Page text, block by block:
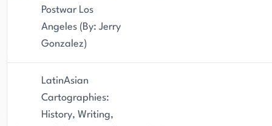
Postwar Los
Angeles (By: Jerry
Gonzalez)
LatinAsian
Cartographies:
History, Writing,